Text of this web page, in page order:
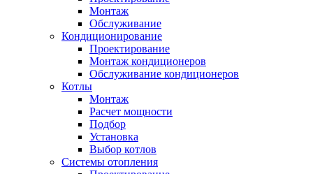
Монтаж
Обслуживание
Кондиционирование
Проектирование
Монтаж кондиционеров
Обслуживание кондиционеров
Котлы
Монтаж
Расчет мощности
Подбор
Установка
Выбор котлов
Системы отопления